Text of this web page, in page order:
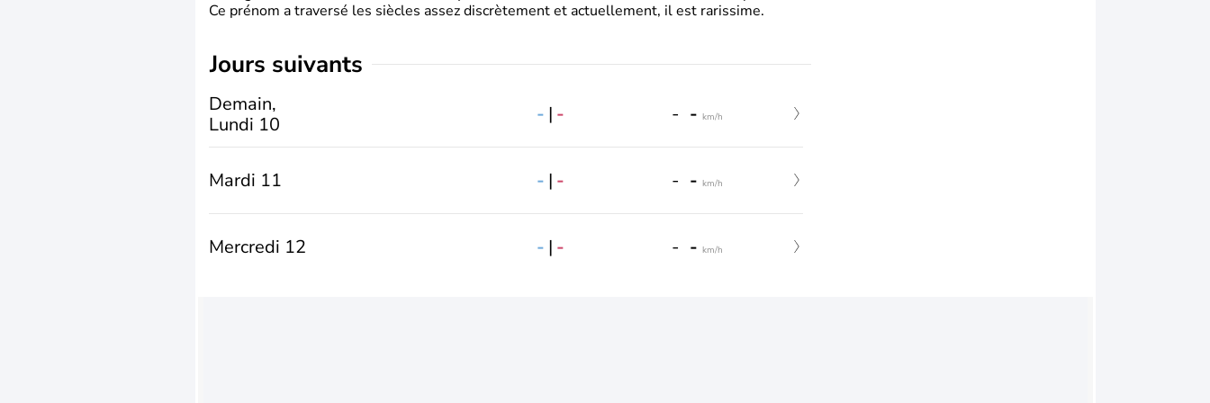
Ce prénom a traversé les siècles assez discrètement et actuellement, il est rarissime.
jours suivants
Demain,
Lundi 10
- | - - - km/h
Mardi 11 - | - - - km/h
Mercredi 12 - | - - - km/h